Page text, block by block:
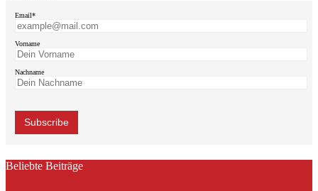
Email*
Vorname
Nachname
Beliebte Beiträge